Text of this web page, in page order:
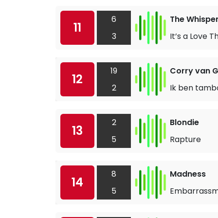
11
6
3
The
It’s a Love
12
19
2
Corry van
Ik ben
13
2
5
Blondie
Rapture
14
8
5
Madness